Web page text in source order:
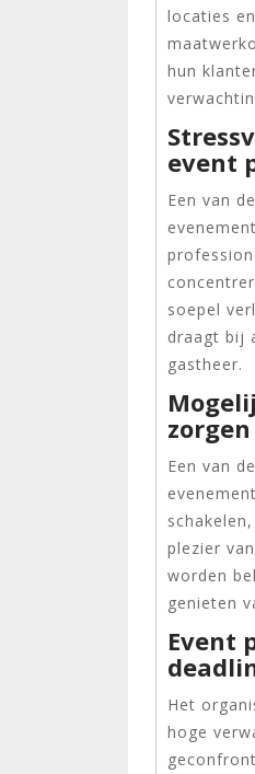
locaties
hun
event
Een van
soepel
draagt bij
gastheer.
Een van
plezier
worden
genieten
Event
Het
hoge